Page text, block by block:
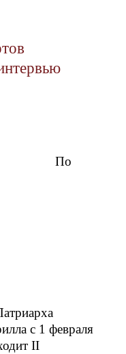
По
с 1 февраля
II